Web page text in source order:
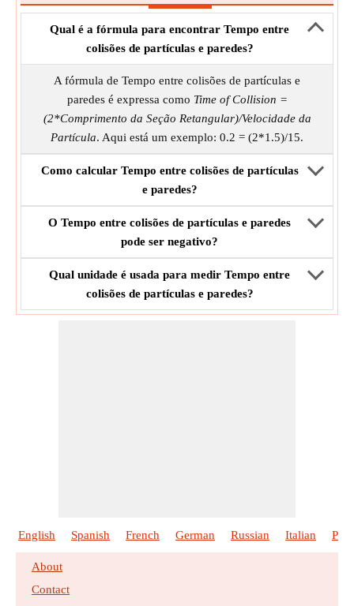
Qual é a fórmula para encontrar Tempo entre
colisões de partículas e paredes?
A fórmula de Tempo entre colisões de partículas e
paredes é expressa como Time of Collision =
(2*Comprimento da Seção Retangular)/Velocidade da
Partícula. Aqui está um exemplo: 0.2 = (2*1.5)/15.
Como calcular Tempo entre colisões de partículas
e paredes?
O Tempo entre colisões de partículas e paredes
pode ser negativo?
Qual unidade é usada para medir Tempo entre
colisões de partículas e paredes?
English Spanish French German Russian Italian
About
Contact